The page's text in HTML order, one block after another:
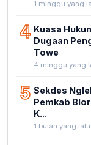
1 minggu yang
4 Kuasa
Dugaan
Towe
4 minggu yang
5 Sekdes
Pemkab
K...
1 bulan yang lalu